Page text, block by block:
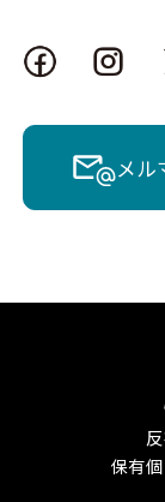
メル
保有